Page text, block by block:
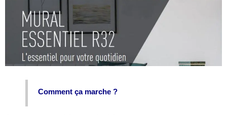
Comment ça marche ?